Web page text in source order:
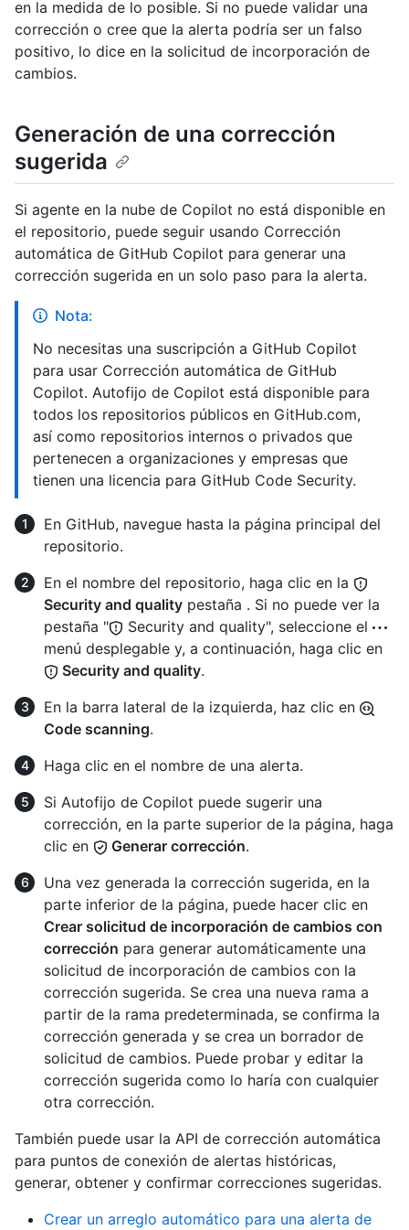
en la medida de lo posible. Si no puede validar una
corrección o cree que la alerta podría ser un falso
positivo, lo dice en la solicitud de incorporación de
cambios.
Generación de una corrección
sugerida
Si agente en la nube de Copilot no está disponible en
el repositorio, puede seguir usando Corrección
automática de GitHub Copilot para generar una
corrección sugerida en un solo paso para la alerta.
Nota:
No necesitas una suscripción a GitHub Copilot
para usar Corrección automática de GitHub
Copilot. Autofijo de Copilot está disponible para
todos los repositorios públicos en GitHub.com,
así como repositorios internos o privados que
pertenecen a organizaciones y empresas que
tienen una licencia para GitHub Code Security.
En GitHub, navegue hasta la página principal del
repositorio.
En el nombre del repositorio, haga clic en la
Security and quality pestaña . Si no puede ver la
pestaña "
Security and quality", seleccione el
menú desplegable y, a continuación, haga clic en
Security and quality.
En la barra lateral de la izquierda, haz clic en
Code scanning.
Haga clic en el nombre de una alerta.
Si Autofijo de Copilot puede sugerir una
corrección, en la parte superior de la página, haga
clic en
Generar corrección.
Una vez generada la corrección sugerida, en la
parte inferior de la página, puede hacer clic en
Crear solicitud de incorporación de cambios con
corrección para generar automáticamente una
solicitud de incorporación de cambios con la
corrección sugerida. Se crea una nueva rama a
partir de la rama predeterminada, se confirma la
corrección generada y se crea un borrador de
solicitud de cambios. Puede probar y editar la
corrección sugerida como lo haría con cualquier
otra corrección.
También puede usar la API de corrección automática
para puntos de conexión de alertas históricas,
generar, obtener y confirmar correcciones sugeridas.
Crear un arreglo automático para una alerta de